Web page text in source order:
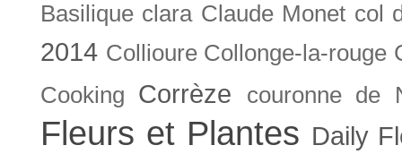
Basilique clara Claude Monet col
2014 Collioure Collonge-la-rouge
Cooking
Corrèze couronne de
Fleurs et Plantes Daily